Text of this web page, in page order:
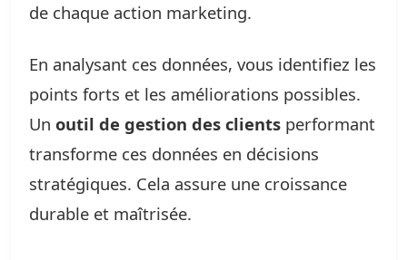
de chaque action marketing.
En analysant ces données, vous identifiez les
points forts et les améliorations possibles.
Un outil de gestion des clients performant
transforme ces données en décisions
stratégiques. Cela assure une croissance
durable et maîtrisée.